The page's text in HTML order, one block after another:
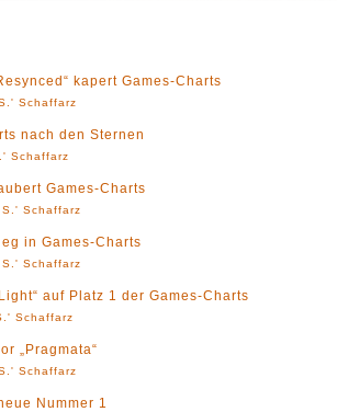
kapert Games-Charts
Schaffarz
nach den Sternen
Schaffarz
Games-Charts
S.' Schaffarz
in Games-Charts
S.' Schaffarz
auf Platz 1 der Games-Charts
Schaffarz
„Pragmata“
Schaffarz
Nummer 1